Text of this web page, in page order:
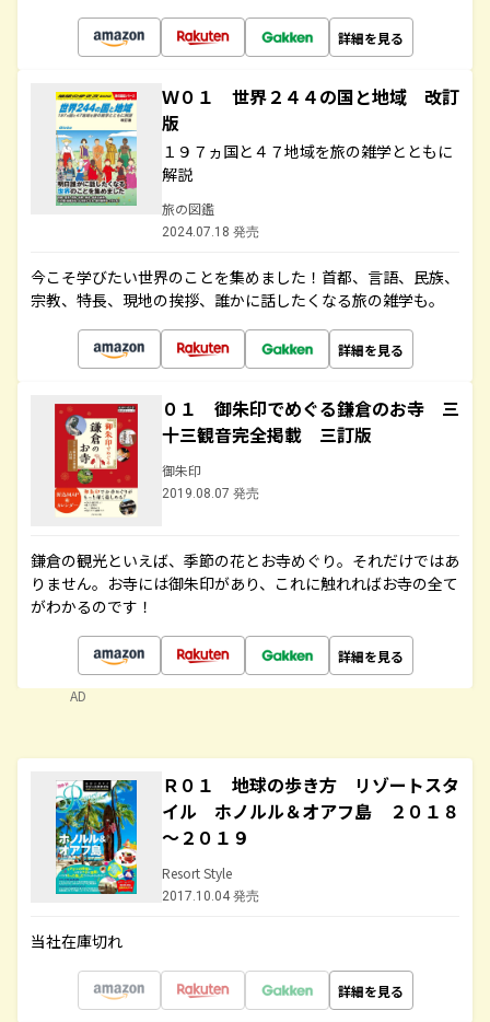
詳細を見る
Ｗ０１ 世界２４４の国と地域 改訂
版
１９７ヵ国と４７地域を旅の雑学とともに
解説
旅の図鑑
2024.07.18 発売
今こそ学びたい世界のことを集めました！首都、言語、民族、
宗教、特長、現地の挨拶、誰かに話したくなる旅の雑学も。
詳細を見る
０１ 御朱印でめぐる鎌倉のお寺 三
十三観音完全掲載 三訂版
御朱印
2019.08.07 発売
鎌倉の観光といえば、季節の花とお寺めぐり。それだけではあ
りません。お寺には御朱印があり、これに触れればお寺の全て
がわかるのです！
詳細を見る
AD
Ｒ０１ 地球の歩き方 リゾートスタ
イル ホノルル＆オアフ島 ２０１８
～２０１９
Resort Style
2017.10.04 発売
当社在庫切れ
詳細を見る